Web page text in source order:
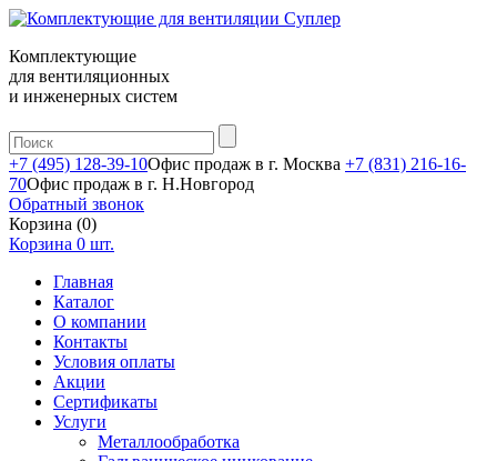
Комплектующие
для вентиляционных
и инженерных систем
+7 (495) 128-39-10Офис продаж в г. Москва +7 (831) 216-16-
70Офис продаж в г. Н.Новгород
Обратный звонок
Корзина (0)
Корзина 0 шт.
Главная
Каталог
О компании
Контакты
Условия оплаты
Акции
Сертификаты
Услуги
Металлообработка